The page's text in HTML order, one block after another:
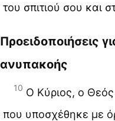
του σπιτιού σου και
Προειδοποιήσεις
ανυπακοής
10 Ο Κύριος, ο
που υποσχέθηκε με